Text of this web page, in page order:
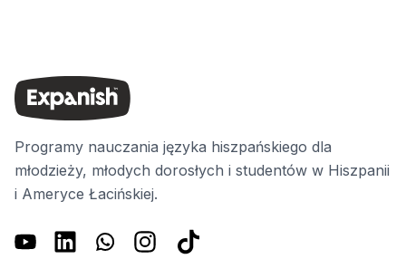
Programy nauczania języka hiszpańskiego dla
młodzieży, młodych dorosłych i studentów w Hiszpanii
i Ameryce Łacińskiej.